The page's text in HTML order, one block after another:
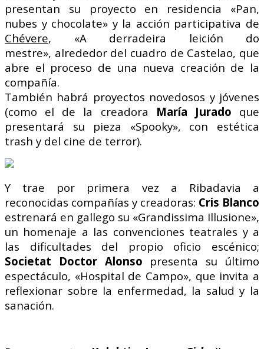
presentan su proyecto en residencia «Pan,
nubes y chocolate» y la acción participativa de
Chévere, «A derradeira leición do
mestre», alrededor del cuadro de Castelao, que
abre el proceso de una nueva creación de la
compañía.
También habrá proyectos novedosos y jóvenes
(como el de la creadora María Jurado que
presentará su pieza «Spooky», con estética
trash y del cine de terror).
Y trae por primera vez a Ribadavia a
reconocidas compañías y creadoras: Cris Blanco
estrenará en gallego su «Grandissima Illusione»,
un homenaje a las convenciones teatrales y a
las dificultades del propio oficio escénico;
Societat Doctor Alonso presenta su último
espectáculo, «Hospital de Campo», que invita a
reflexionar sobre la enfermedad, la salud y la
sanación.